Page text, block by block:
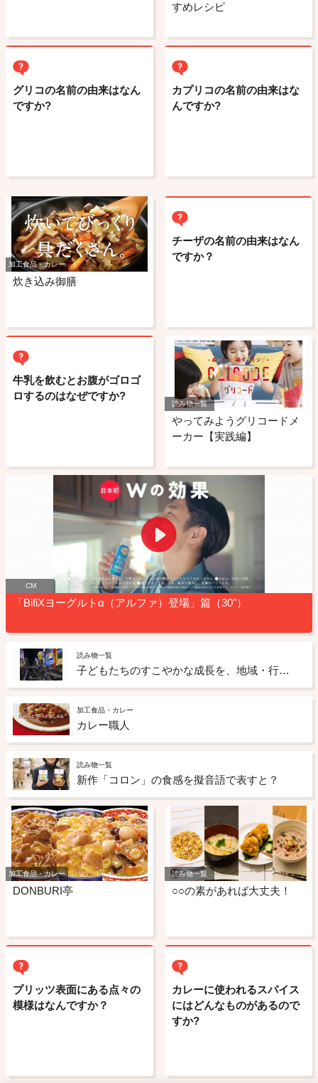
すめレシピ
グリコの名前の由来はなん
ですか?
カプリコの名前の由来はな
んですか?
加工食品・カレー
炊き込み御膳
チーザの名前の由来はなん
ですか？
牛乳を飲むとお腹がゴロゴ
ロするのはなぜですか?
読み物一覧
やってみようグリコードメ
ーカー【実践編】
CM
「BifiXヨーグルトα（アルファ）登場」篇（30"）
読み物一覧
子どもたちのすこやかな成長を、地域・行政とともにグリコサインが見守っています
加工食品・カレー
カレー職人
読み物一覧
新作「コロン」の食感を擬音語で表すと？
加工食品・カレー
DONBURI亭
読み物一覧
○○の素があれば大丈夫！
プリッツ表面にある点々の
模様はなんですか？
カレーに使われるスパイス
にはどんなものがあるので
すか?